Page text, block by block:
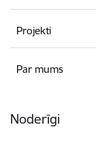
Projekti
Par mums
Noderīgi